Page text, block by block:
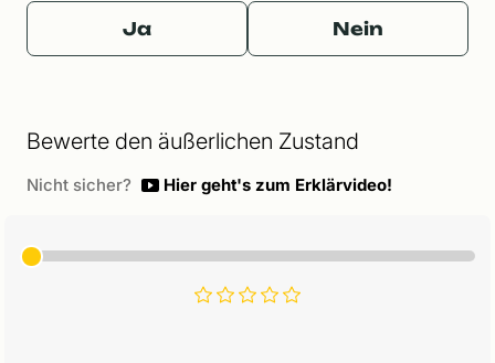
Ja Nein
Bewerte den äußerlichen Zustand
Nicht sicher? Hier geht's zum Erklärvideo!